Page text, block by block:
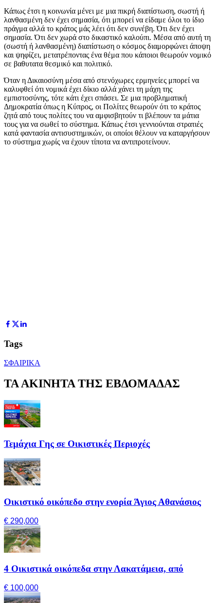
Κάπως έτσι η κοινωνία μένει με μια πικρή διαπίστωση, σωστή ή
λανθασμένη δεν έχει σημασία, ότι μπορεί να είδαμε όλοι το ίδιο
πράγμα αλλά το κράτος μάς λέει ότι δεν συνέβη. Ότι δεν έχει
σημασία. Ότι δεν χωρά στο δικαστικό καλούπι. Μέσα από αυτή τη
(σωστή ή λανθασμένη) διαπίστωση ο κόσμος διαμορφώνει άποψη
και ψηφίζει, μετατρέποντας ένα θέμα που κάποιοι θεωρούν νομικό
σε βαθυτατα θεσμικό και πολιτικό.
Όταν η Δικαιοσύνη μέσα από στενόχωρες ερμηνείες μπορεί να
καλυφθεί ότι νομικά έχει δίκιο αλλά χάνει τη μάχη της
εμπιστοσύνης, τότε κάτι έχει σπάσει. Σε μια προβληματική
Δημοκρατία όπως η Κύπρος, οι Πολίτες θεωρούν ότι το κράτος
ζητά από τους πολίτες του να αμφισβητούν τι βλέπουν τα μάτια
τους για να σωθεί το σύστημα. Κάπως έτσι γεννιούνται στρατιές
κατά φαντασία αντισυστημικών, οι οποίοι θέλουν να καταργήσουν
το σύστημα χωρίς να έχουν τίποτα να αντιπροτείνουν.
Tags
ΣΦΑΙΡΙΚΑ
ΤΑ ΑΚΙΝΗΤΑ ΤΗΣ ΕΒΔΟΜΑΔΑΣ
Τεμάχια Γης σε Οικιστικές Περιοχές
Οικιστικό οικόπεδο στην ενορία Άγιος Αθανάσιος
€ 290,000
4 Οικιστικά οικόπεδα στην Λακατάμεια, από
€ 100,000